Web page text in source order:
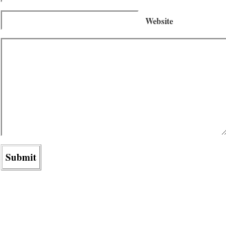
Website